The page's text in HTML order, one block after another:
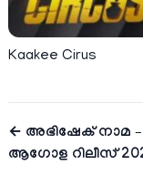
Kaakee Cirus
← അഭിഷേക് നാമ –
ആഗോള റിലീസ്